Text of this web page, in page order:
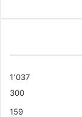
1٬037
300
159